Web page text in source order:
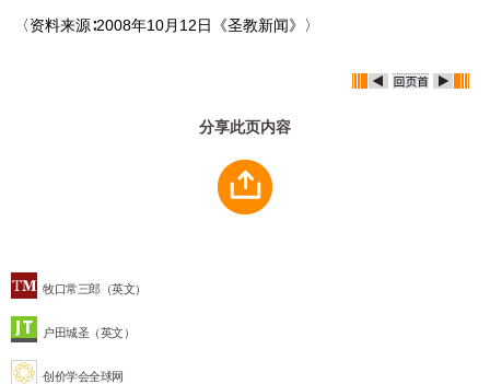
牧口常三郎（英文）
户田城圣（英文）
创价学会全球网
〈资料来源∶2008年10月12日《圣教新闻》〉
分享此页内容